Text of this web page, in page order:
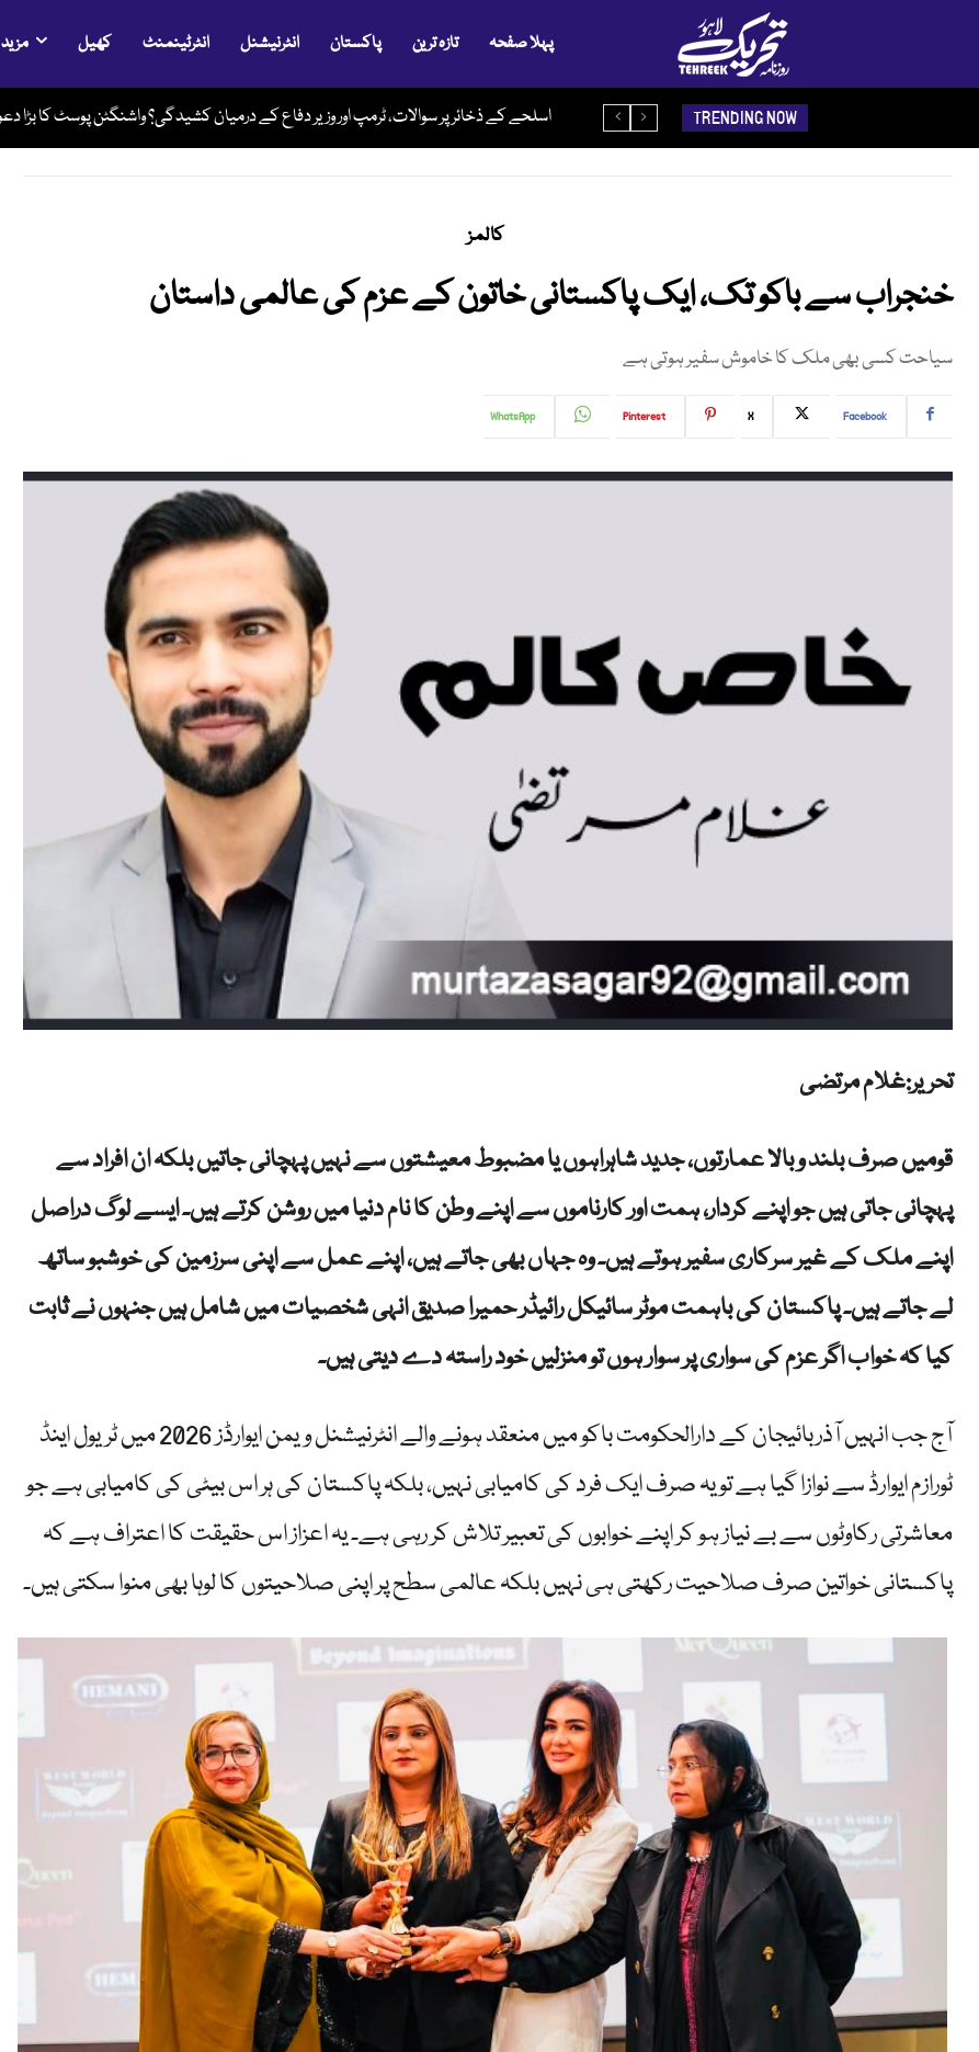
پہلا صفحہ تازہ ترین پاکستان انٹرنیشنل انٹرٹینمنٹ کھیل مزید
TRENDING NOW پیدائش سے قبل رحم مادر میں بچے کی نایاب سرجری، پیدائشی نقص کامیابی سے دور
کالمز
خنجراب سے باکو تک، ایک پاکستانی خاتون کے عزم کی عالمی داستان
سیاحت کسی بھی ملک کا خاموش سفیر ہوتی ہے
Facebook
X
Pinterest
WhatsApp
تحریر:غلام مرتضی
قومیں صرف بلند و بالا عمارتوں، جدید شاہراہوں یا مضبوط معیشتوں سے نہیں پہچانی جاتیں بلکہ ان افراد سے
پہچانی جاتی ہیں جو اپنے کردار، ہمت اور کارناموں سے اپنے وطن کا نام دنیا میں روشن کرتے ہیں۔ ایسے لوگ دراصل
اپنے ملک کے غیر سرکاری سفیر ہوتے ہیں۔ وہ جہاں بھی جاتے ہیں، اپنے عمل سے اپنی سرزمین کی خوشبو ساتھ
لے جاتے ہیں۔ پاکستان کی باہمت موٹر سائیکل رائیڈر حمیرا صدیق انہی شخصیات میں شامل ہیں جنہوں نے ثابت
کیا کہ خواب اگر عزم کی سواری پر سوار ہوں تو منزلیں خود راستہ دے دیتی ہیں۔
آج جب انہیں آذربائیجان کے دارالحکومت باکو میں منعقد ہونے والے انٹرنیشنل ویمن ایوارڈز 2026 میں ٹریول اینڈ
ٹورازم ایوارڈ سے نوازا گیا ہے تو یہ صرف ایک فرد کی کامیابی نہیں، بلکہ پاکستان کی ہر اس بیٹی کی کامیابی ہے جو
معاشرتی رکاوٹوں سے بے نیاز ہو کر اپنے خوابوں کی تعبیر تلاش کر رہی ہے۔ یہ اعزاز اس حقیقت کا اعتراف ہے کہ
پاکستانی خواتین صرف صلاحیت رکھتی ہی نہیں بلکہ عالمی سطح پر اپنی صلاحیتوں کا لوہا بھی منوا سکتی ہیں۔